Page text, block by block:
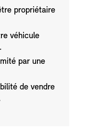
propriétaire
véhicule
par une
de vendre